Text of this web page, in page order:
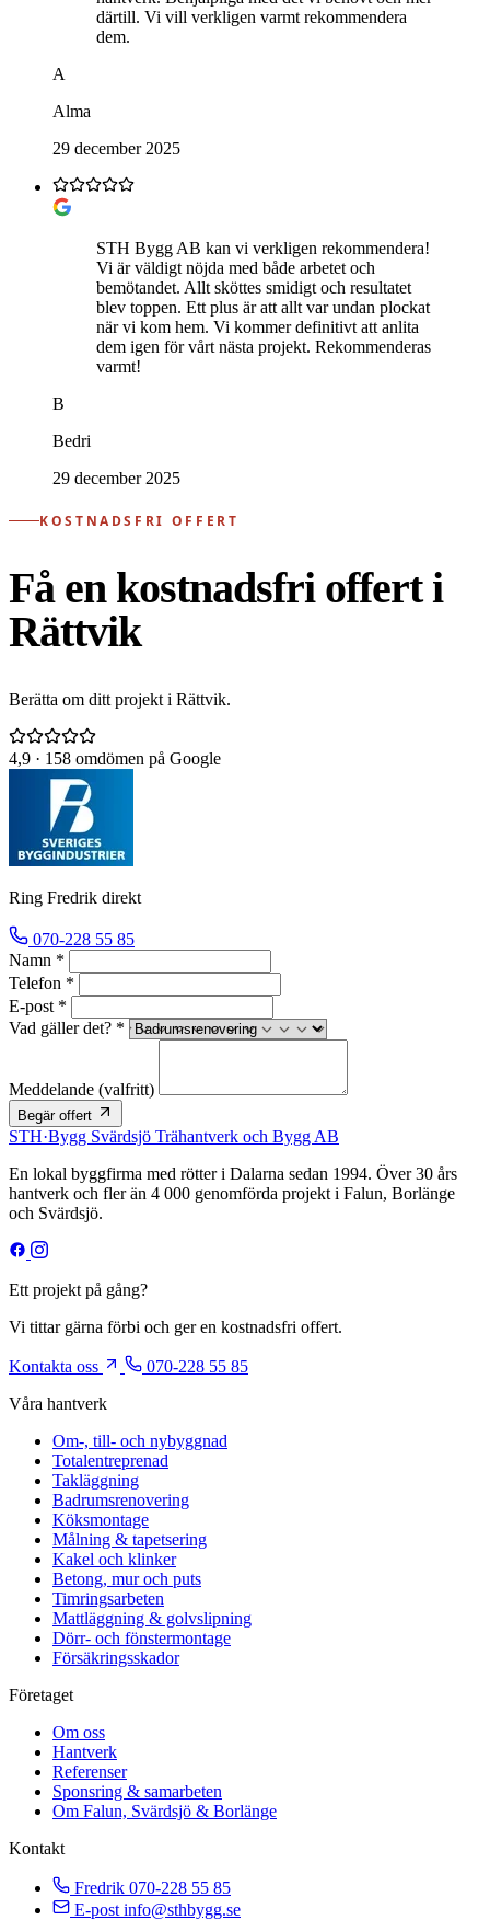
därtill. Vi vill verkligen varmt rekommendera
dem.
A
Alma
29 december 2025
STH Bygg AB kan vi verkligen rekommendera!
Vi är väldigt nöjda med både arbetet och
bemötandet. Allt sköttes smidigt och resultatet
blev toppen. Ett plus är att allt var undan plockat
när vi kom hem. Vi kommer definitivt att anlita
dem igen för vårt nästa projekt. Rekommenderas
varmt!
B
Bedri
29 december 2025
KOSTNADSFRI OFFERT
Få en kostnadsfri offert i
Rättvik
Berätta om ditt projekt i Rättvik.
4,9 · 158 omdömen på Google
Ring Fredrik direkt
070-228 55 85
Namn *
Telefon *
E-post *
Vad gäller det? *
Meddelande (valfritt)
Begär offert
STH·Bygg Svärdsjö Trähantverk och Bygg AB
En lokal byggfirma med rötter i Dalarna sedan 1994. Över 30 års
hantverk och fler än 4 000 genomförda projekt i Falun, Borlänge
och Svärdsjö.
Ett projekt på gång?
Vi tittar gärna förbi och ger en kostnadsfri offert.
Kontakta oss
070-228 55 85
Våra hantverk
Om-, till- och nybyggnad
Totalentreprenad
Takläggning
Badrumsrenovering
Köksmontage
Målning & tapetsering
Kakel och klinker
Betong, mur och puts
Timringsarbeten
Mattläggning & golvslipning
Dörr- och fönstermontage
Försäkringsskador
Företaget
Om oss
Hantverk
Referenser
Sponsring & samarbeten
Om Falun, Svärdsjö & Borlänge
Kontakt
Fredrik 070-228 55 85
E-post info@sthbygg.se